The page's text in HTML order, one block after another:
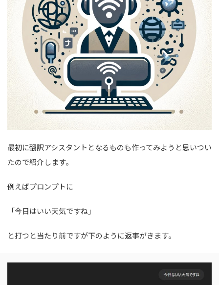
最初に翻訳アシスタントとなるものも作ってみようと思いつい
たので紹介します。
例えばプロンプトに
「今日はいい天気ですね」
と打つと当たり前ですが下のように返事がきます。